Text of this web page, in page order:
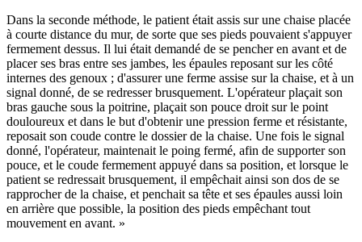
Dans la seconde méthode, le patient était assis sur une chaise placée
à courte distance du mur, de sorte que ses pieds pouvaient s'appuyer
fermement dessus. Il lui était demandé de se pencher en avant et de
placer ses bras entre ses jambes, les épaules reposant sur les côté
internes des genoux ; d'assurer une ferme assise sur la chaise, et à un
signal donné, de se redresser brusquement. L'opérateur plaçait son
bras gauche sous la poitrine, plaçait son pouce droit sur le point
douloureux et dans le but d'obtenir une pression ferme et résistante,
reposait son coude contre le dossier de la chaise. Une fois le signal
donné, l'opérateur, maintenait le poing fermé, afin de supporter son
pouce, et le coude fermement appuyé dans sa position, et lorsque le
patient se redressait brusquement, il empêchait ainsi son dos de se
rapprocher de la chaise, et penchait sa tête et ses épaules aussi loin
en arrière que possible, la position des pieds empêchant tout
mouvement en avant. »